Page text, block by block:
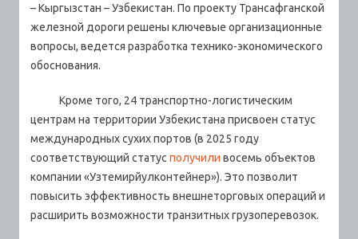
– Кыргызстан – Узбекистан. По проекту Трансафганской
железной дороги решены ключевые организационные
вопросы, ведется разработка технико-экономического
обоснования.
Кроме того, 24 транспортно-логистическим
центрам на территории Узбекистана присвоен статус
международных сухих портов (в 2025 году
соответствующий статус получили восемь объектов
компании «Узтемирйулконтейнер»). Это позволит
повысить эффективность внешнеторговых операций и
расширить возможности транзитных грузоперевозок.